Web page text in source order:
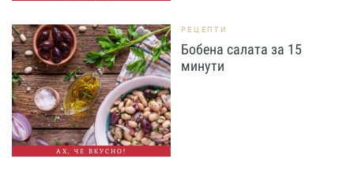
АХ, ЧЕ ВКУСНО!
РЕЦЕПТИ
Бобена салата за 15
минути